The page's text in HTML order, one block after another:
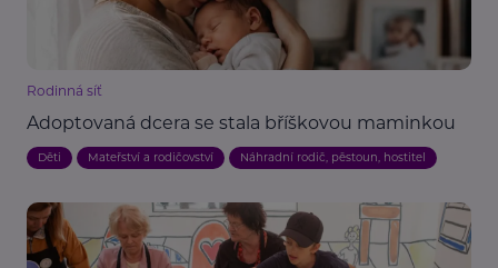
Rodinná síť
Adoptovaná dcera se stala bříškovou maminkou
Děti Mateřství a rodičovství Náhradní rodič, pěstoun, hostitel